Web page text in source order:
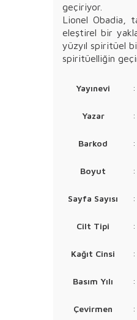
geçiriyor.
Lionel Obadia,
eleştirel bir
yüzyıl spiritüel
spiritüelliğin
Yayınevi :
Yazar :
Barkod :
Boyut :
Sayfa Sayısı :
Cilt Tipi :
Kağıt Cinsi :
Basım Yılı :
Çevirmen :